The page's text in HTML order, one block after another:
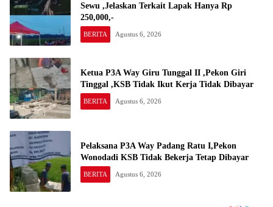
Sewu ,Jelaskan Terkait Lapak Hanya Rp
250,000,-
BERITA Agustus 6, 2026
Ketua P3A Way Giru Tunggal II ,Pekon Giri
Tinggal ,KSB Tidak Ikut Kerja Tidak Dibayar
BERITA Agustus 6, 2026
Pelaksana P3A Way Padang Ratu I,Pekon
Wonodadi KSB Tidak Bekerja Tetap Dibayar
BERITA Agustus 6, 2026